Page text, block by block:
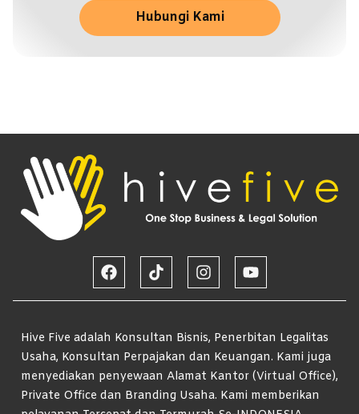
Hubungi Kami
Hive Five adalah Konsultan Bisnis, Penerbitan Legalitas
Usaha, Konsultan Perpajakan dan Keuangan. Kami juga
menyediakan penyewaan Alamat Kantor (Virtual Office),
Private Office dan Branding Usaha. Kami memberikan